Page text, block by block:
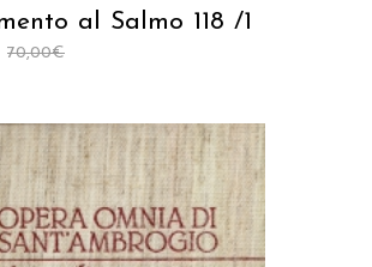
al Salmo 118 /1
70,00€